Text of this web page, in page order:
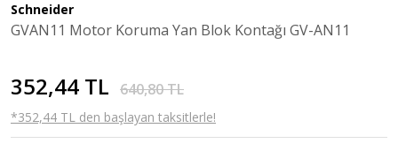
Schneider
GVAN11 Motor Koruma Yan Blok Kontağı GV-AN11
352,44 TL 640,80 TL
*352,44 TL den başlayan taksitlerle!